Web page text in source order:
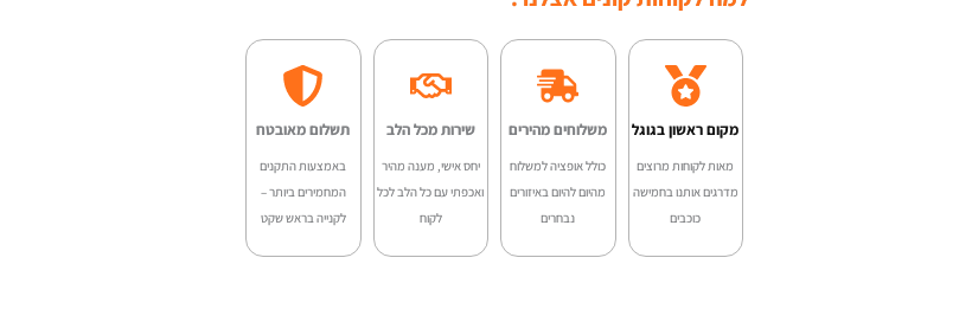
Deviser
YX15
מקום ראשון בגוגל
מאות לקוחות מרוצים
מדרגים אותנו בחמישה
כוכבים
משלוחים מהירים
כולל אופציה למשלוח
מהיום להיום באיזורים
נבחרים
שירות מכל הלב
יחס אישי, מענה מהיר
ואכפתי עם כל הלב לכל
לקוח
תשלום מאובטח
באמצעות התקנים
המחמירים ביותר –
לקנייה בראש שקט